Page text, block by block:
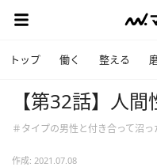
トップ 働く 整える
【第32話】人
＃タイプの男性と付き合って沼っ
作成: 2021.07.08